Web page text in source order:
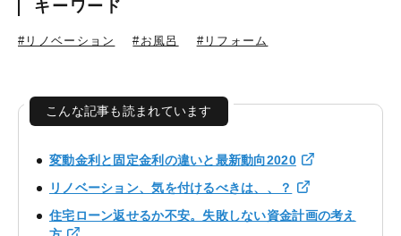
キーワード
#リノベーション #お風呂 #リフォーム
こんな記事も読まれています
変動金利と固定金利の違いと最新動向2020
リノベーション、気を付けるべきは、、？
住宅ローン返せるか不安。失敗しない資金計画の考え